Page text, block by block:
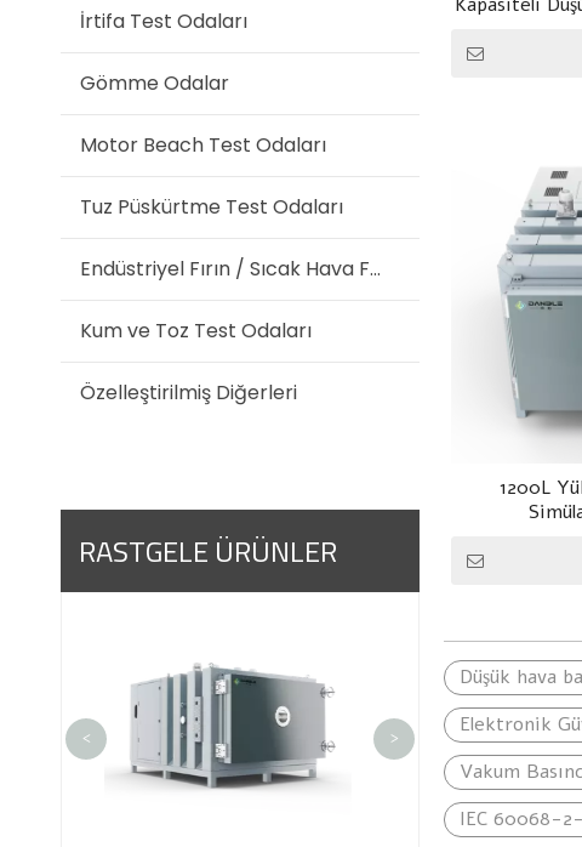
TUZ
KUM
İrtifa Test Odaları
Gömme Odalar
Motor Beach Test Odaları
Tuz Püskürtme Test Odaları
Endüstriyel Fırın / Sıcak Hava Fırını
Kum ve Toz Test Odaları
Özelleştirilmiş Diğerleri
RASTGELE ÜRÜNLER
Sıcaklık ve Nem
Test Odası
< >
1200L
Düşük hava
Elektronik
Vakum
IEC 60068-